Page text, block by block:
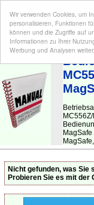
Wir verwenden Cookies, um
personalisieren, Funktionen
können und die Zugriffe auf
Informationen zu Ihrer
Werbung und Analysen weiter.
BEDIENUNGSANLEITUNG
Nicht gefunden, was Sie
Probieren Sie es mit der